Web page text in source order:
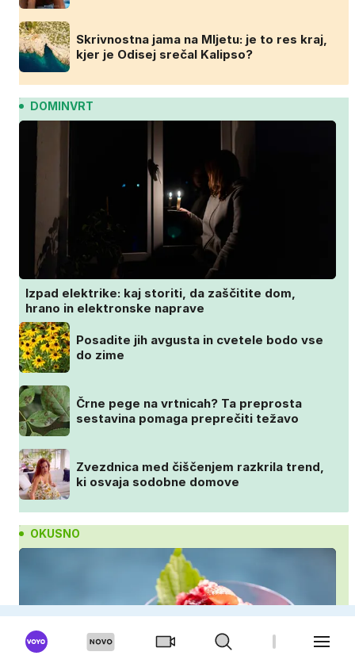
Skrivnostna jama na Mljetu: je to res kraj,
kjer je Odisej srečal Kalipso?
DOMINVRT
Izpad elektrike: kaj storiti, da zaščitite dom,
hrano in elektronske naprave
Posadite jih avgusta in cvetele bodo vse
do zime
Črne pege na vrtnicah? Ta preprosta
sestavina pomaga preprečiti težavo
Zvezdnica med čiščenjem razkrila trend,
ki osvaja sodobne domove
OKUSNO